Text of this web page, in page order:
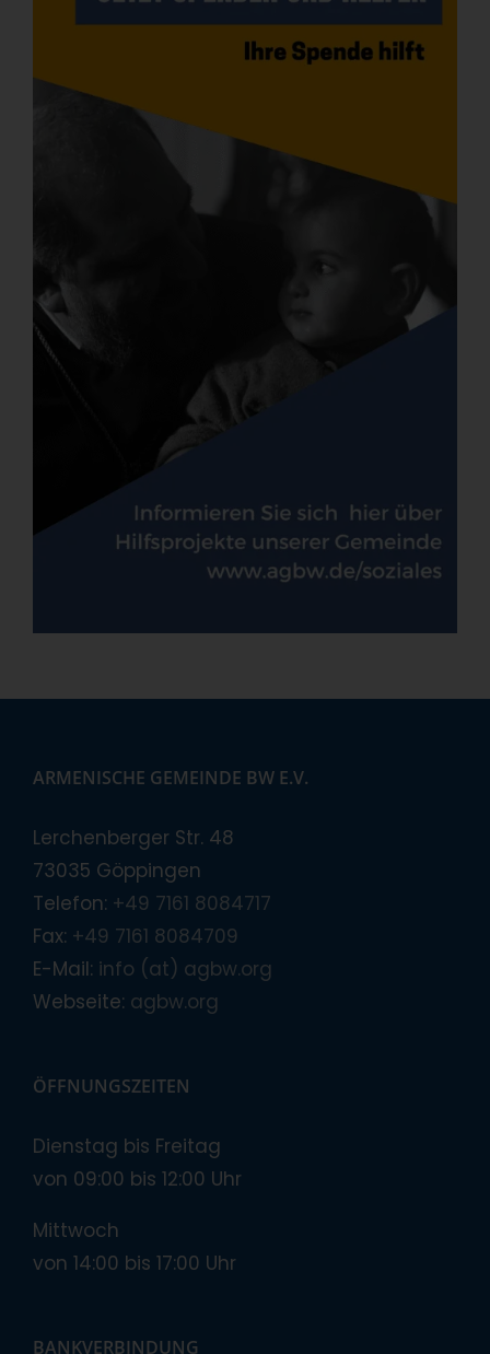
ARMENISCHE GEMEINDE BW E.V.
Lerchenberger Str. 48
73035 Göppingen
Telefon: +49 7161 8084717
Fax: +49 7161 8084709
E-Mail: info (at) agbw.org
Webseite: agbw.org
ÖFFNUNGSZEITEN
Dienstag bis Freitag
von 09:00 bis 12:00 Uhr
Mittwoch
von 14:00 bis 17:00 Uhr
BANKVERBINDUNG